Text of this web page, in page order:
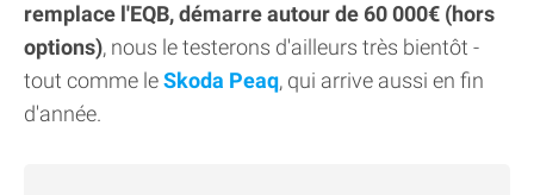
remplace l'EQB, démarre autour de 60 000€ (hors
options), nous le testerons d'ailleurs très bientôt -
tout comme leSkoda Peaq, qui arrive aussi en fin
d'année.